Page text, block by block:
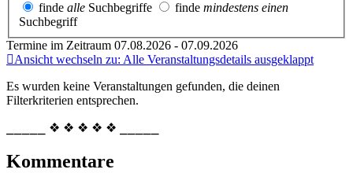
finde alle Suchbegriffe finde mindestens einen
Suchbegriff
Termine im Zeitraum 07.08.2026 - 07.09.2026
Ansicht wechseln zu: Alle Veranstaltungsdetails ausgeklappt
Es wurden keine Veranstaltungen gefunden, die deinen
Filterkriterien entsprechen.
⎯⎯⎯⎯⎯ ❖ ❖ ❖ ❖ ❖ ⎯⎯⎯⎯⎯
Kommentare